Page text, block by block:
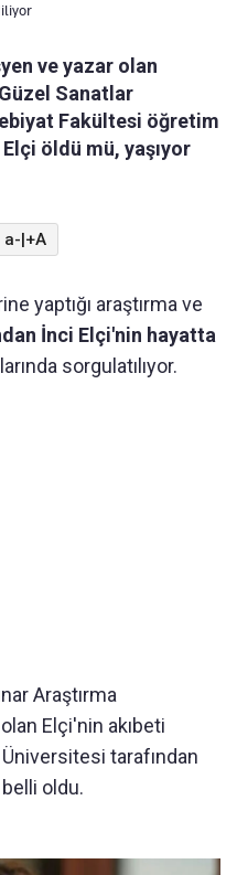
ve yazar olan
Sanatlar
Fakültesi öğretim
öldü mü, yaşıyor
a-|+A
yaptığı araştırma ve
İnci Elçi'nin hayatta
sorgulatılıyor.
Araştırma
Elçi'nin akıbeti
tarafından
oldu.